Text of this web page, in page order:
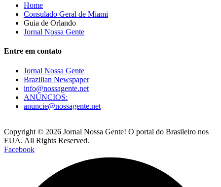
Home
Consulado Geral de Miami
Guia de Orlando
Jornal Nossa Gente
Entre em contato
Jornal Nossa Gente
Brazilian Newspaper
info@nossagente.net
ANÚNCIOS:
anuncie@nossagente.net
Copyright © 2026 Jornal Nossa Gente! O portal do Brasileiro nos
EUA. All Rights Reserved.
Facebook